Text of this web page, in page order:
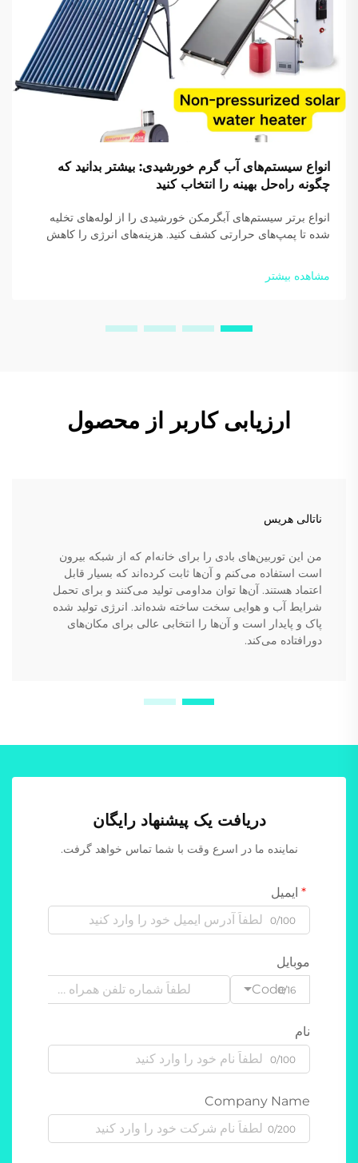
انواع سیستم‌های آب گرم خورشیدی: بیشتر بدانید که
چگونه راه‌حل بهینه را انتخاب کنید
انواع برتر سیستم‌های آبگرمکن خورشیدی را از لوله‌های تخلیه
شده تا پمپ‌های حرارتی کشف کنید. هزینه‌های انرژی را کاهش
دریافت کنید.
مشاهده بیشتر
ارزیابی کاربر از محصول
ناتالی هریس
من این توربین‌های بادی را برای خانه‌ام که از شبکه بیرون
است استفاده می‌کنم و آن‌ها ثابت کرده‌اند که بسیار قابل
اعتماد هستند. آن‌ها توان مداومی تولید می‌کنند و برای تحمل
شرایط آب و هوایی سخت ساخته شده‌اند. انرژی تولید شده
پاک و پایدار است و آن‌ها را انتخابی عالی برای مکان‌های
دورافتاده می‌کند.
دریافت یک پیشنهاد رایگان
نماینده ما در اسرع وقت با شما تماس خواهد گرفت.
ایمیل
0/100
موبایل
Code0/16
نام
0/100
Company Name
0/200